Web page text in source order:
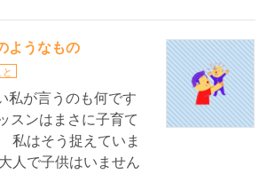
ようなもの
と
私が言うのも何です
スンはまさに子育て
私はそう捉えていま
人で子供はいません